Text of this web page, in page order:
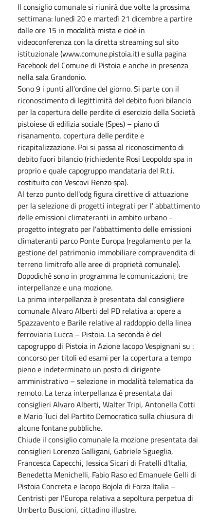
Il consiglio comunale si riunirà due volte la prossima
settimana: lunedì 20 e martedì 21 dicembre a partire
dalle ore 15 in modalità mista e cioè in
videoconferenza con la diretta streaming sul sito
istituzionale (www.comune.pistoia.it) e sulla pagina
Facebook del Comune di Pistoia e anche in presenza
nella sala Grandonio.
Sono 9 i punti all'ordine del giorno. Si parte con il
riconoscimento di legittimità del debito fuori bilancio
per la copertura delle perdite di esercizio della Società
pistoiese di edilizia sociale (Spes) – piano di
risanamento, copertura delle perdite e
ricapitalizzazione. Poi si passa al riconoscimento di
debito fuori bilancio (richiedente Rosi Leopoldo spa in
proprio e quale capogruppo mandataria del R.t.i.
costituito con Vescovi Renzo spa).
Al terzo punto dell'odg figura direttive di attuazione
per la selezione di progetti integrati per l' abbattimento
delle emissioni climateranti in ambito urbano -
progetto integrato per l'abbattimento delle emissioni
climateranti parco Ponte Europa (regolamento per la
gestione del patrimonio immobiliare compravendita di
terreno limitrofo alle aree di proprietà comunale).
Dopodiché sono in programma le comunicazioni, tre
interpellanze e una mozione.
La prima interpellanza è presentata dal consigliere
comunale Alvaro Alberti del PD relativa a: opere a
Spazzavento e Barile relative al raddoppio della linea
ferroviaria Lucca – Pistoia. La seconda è del
capogruppo di Pistoia in Azione Iacopo Vespignani su :
concorso per titoli ed esami per la copertura a tempo
pieno e indeterminato un posto di dirigente
amministrativo – selezione in modalità telematica da
remoto. La terza interpellanza è presentata dai
consiglieri Alvaro Alberti, Walter Tripi, Antonella Cotti
e Mario Tuci del Partito Democratico sulla chiusura di
alcune fontane pubbliche.
Chiude il consiglio comunale la mozione presentata dai
consiglieri Lorenzo Galligani, Gabriele Sgueglia,
Francesca Capecchi, Jessica Sicari di Fratelli d'Italia,
Benedetta Menichelli, Fabio Raso ed Emanuele Gelli di
Pistoia Concreta e Iacopo Bojola di Forza Italia –
Centristi per l'Europa relativa a sepoltura perpetua di
Umberto Buscioni, cittadino illustre.